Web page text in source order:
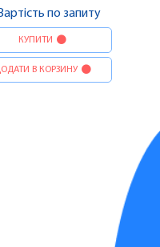
Вартість по запиту
КУПИТИ
В КОРЗИНУ